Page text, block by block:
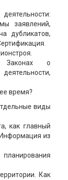
заявлений,
дубликатов,
о
время?
виды
как главный
из
Как